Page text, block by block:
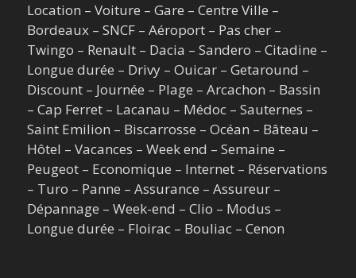
Location – Voiture – Gare – Centre Ville –
Bordeaux – SNCF – Aéroport – Pas cher –
Twingo – Renault – Dacia – Sandero – Citadine –
Longue durée – Drivy – Ouicar – Getaround –
Discount – Journée – Plage – Arcachon – Bassin
– Cap Ferret – Lacanau – Médoc – Sauternes –
Saint Emilion – Biscarrosse – Océan – Bâteau –
Hôtel – Vacances – Week end – Semaine –
Peugeot – Economique – Internet – Réservations
– Turo – Panne – Assurance – Assureur –
Dépannage – Week-end – Clio – Modus –
Longue durée – Floirac – Bouliac – Cenon